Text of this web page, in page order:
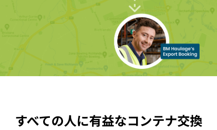
すべての人に有益なコンテナ交換